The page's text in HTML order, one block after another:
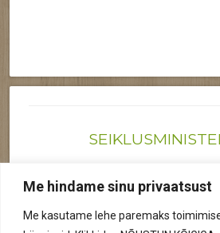
Me hindame sinu privaatsust
Me kasutame lehe paremaks
Reg nr: 12041719